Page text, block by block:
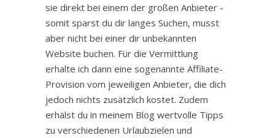
sie direkt bei einem der großen Anbieter -
somit sparst du dir langes Suchen, musst
aber nicht bei einer dir unbekannten
Website buchen. Für die Vermittlung
erhalte ich dann eine sogenannte Affiliate-
Provision vom jeweiligen Anbieter, die dich
jedoch nichts zusätzlich kostet. Zudem
erhälst du in meinem Blog wertvolle Tipps
zu verschiedenen Urlaubzielen und